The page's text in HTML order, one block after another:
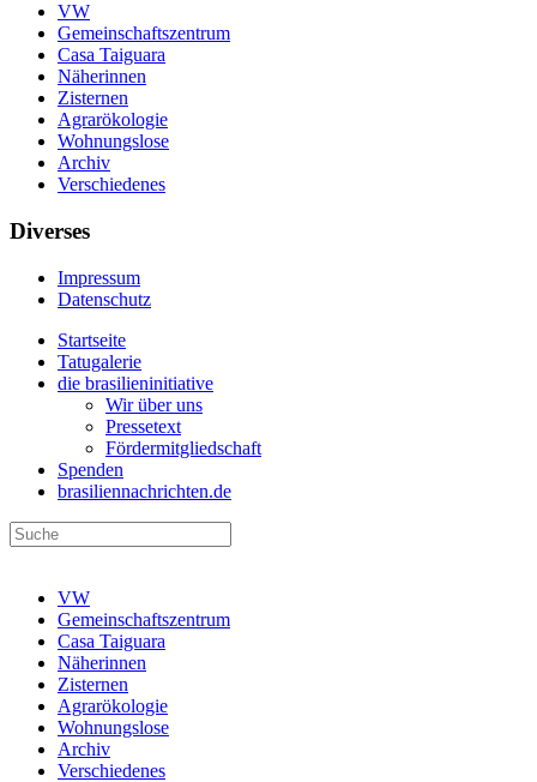
VW
Gemeinschaftszentrum
Casa Taiguara
Näherinnen
Zisternen
Agrarökologie
Wohnungslose
Archiv
Verschiedenes
Diverses
Impressum
Datenschutz
Startseite
Tatugalerie
die brasilieninitiative
Wir über uns
Pressetext
Fördermitgliedschaft
Spenden
brasiliennachrichten.de
VW
Gemeinschaftszentrum
Casa Taiguara
Näherinnen
Zisternen
Agrarökologie
Wohnungslose
Archiv
Verschiedenes